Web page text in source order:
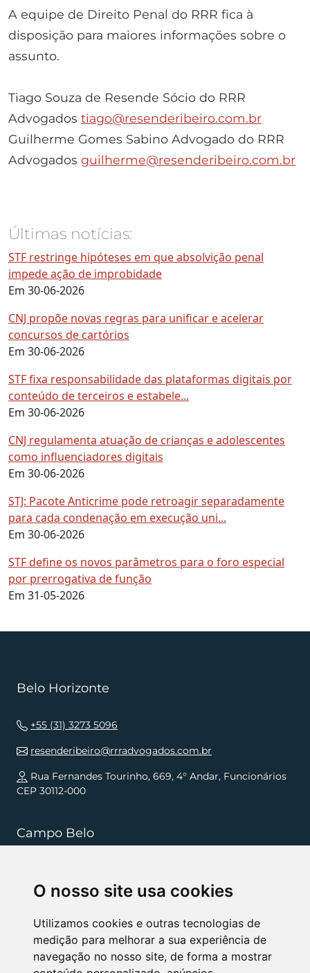
O nosso site usa cookies
Utilizamos cookies e outras tecnologias de
medição para melhorar a sua experiência de
navegação no nosso site, de forma a mostrar
A equipe de Direito Penal do RRR fica à
disposição para maiores informações sobre o
assunto.
Tiago Souza de Resende Sócio do RRR
Advogados tiago@resenderibeiro.com.br
Guilherme Gomes Sabino Advogado do RRR
Advogados guilherme@resenderibeiro.com.br
Últimas notícias:
STF restringe hipóteses em que absolvição penal
impede ação de improbidade
Em 30-06-2026
CNJ propõe novas regras para unificar e acelerar
concursos de cartórios
Em 30-06-2026
STF fixa responsabilidade das plataformas digitais por
conteúdo de terceiros e estabele...
Em 30-06-2026
CNJ regulamenta atuação de crianças e adolescentes
como influenciadores digitais
Em 30-06-2026
STJ: Pacote Anticrime pode retroagir separadamente
para cada condenação em execução uni...
Em 30-06-2026
STF define os novos parâmetros para o foro especial
por prerrogativa de função
Em 31-05-2026
Belo Horizonte
+55 (31) 3273 5096
resenderibeiro@rrradvogados.com.br
Rua Fernandes Tourinho, 669, 4° Andar, Funcionários
CEP 30112-000
Campo Belo
resenderibeiro.cb@rrradvogados.com.br
Rua João Pinheiro, 181, , Centro CEP 37270-000
NÓS APOIAMOS